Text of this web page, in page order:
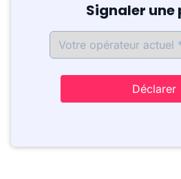
Signaler une
Déclarer